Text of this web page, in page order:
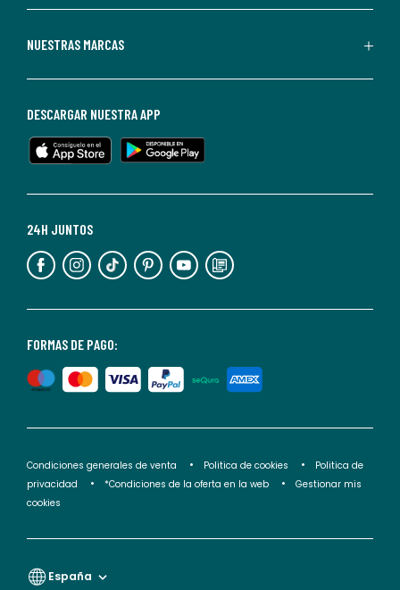
Redoute.
de
en
cualquier
Para
información,
puedes
nuestra
de
privacidad</2>.
NUESTRAS MARCAS
FORMAS DE PAGO:
24H JUNTOS
DESCARGAR NUESTRA APP
Condiciones generales de venta Politica de cookies
Politica de
privacidad
*Condiciones de la oferta en la web
Gestionar mis
cookies
España